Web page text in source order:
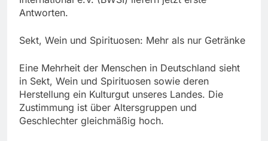
Antworten.
Sekt, Wein und Spirituosen: Mehr als nur Getränke
Eine Mehrheit der Menschen in Deutschland sieht
in Sekt, Wein und Spirituosen sowie deren
Herstellung ein Kulturgut unseres Landes. Die
Zustimmung ist über Altersgruppen und
Geschlechter gleichmäßig hoch.